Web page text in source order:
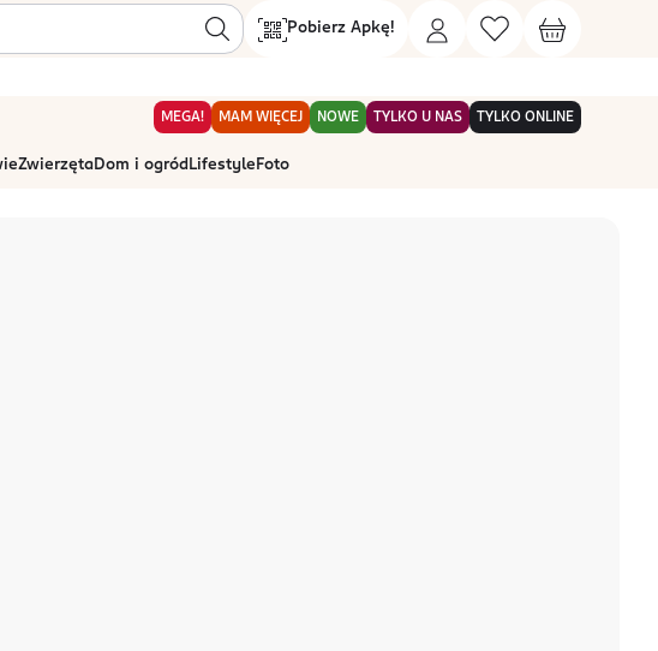
Pobierz Apkę!
MEGA! MAM WIĘCEJ NOWE TYLKO U NAS TYLKO ONLINE
ZwierzętaDom i ogród Lifestyle Foto